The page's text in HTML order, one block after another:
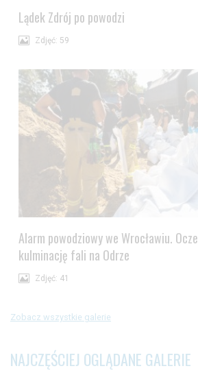
Wyrażam zgodę i przechodzę
Lądek Zdrój po powodzi
Zdjęć: 59
Alarm powodziowy we Wrocławiu.
kulminację fali na Odrze
Zdjęć: 41
Zobacz wszystkie galerie
NAJCZĘŚCIEJ OGLĄDANE GALERIE